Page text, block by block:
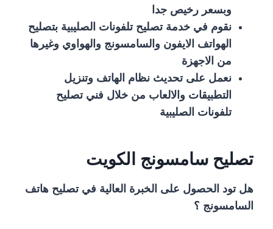
وبسعر رخيص جدا
نقوم في خدمة تصليح تلفونات الصليبية بتصليح
الهواتف الايفون والسامسونج والهواوي وغيرها
من الاجهزة
نعمل على تحديث نظام الهاتف وتنزيل
التطبيقات والالعاب من خلال فني تصليح
تلفونات الصليبية
تصليح سامسونج الكويت
هل تود الحصول على الخبرة العالية في تصليح هاتف
السامسونج ؟